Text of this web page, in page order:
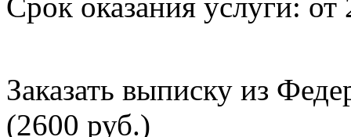
Срок оказания услуги: от
Заказать выписку из
(2600 руб.)